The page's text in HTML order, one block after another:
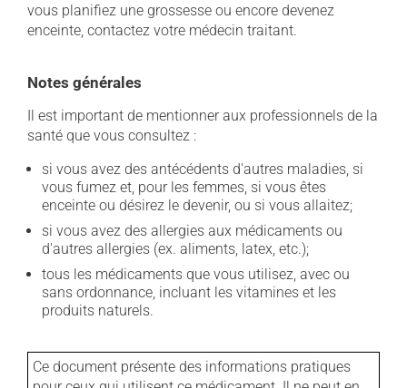
vous planifiez une grossesse ou encore devenez
enceinte, contactez votre médecin traitant.
Notes générales
Il est important de mentionner aux professionnels de la
santé que vous consultez :
si vous avez des antécédents d'autres maladies, si
vous fumez et, pour les femmes, si vous êtes
enceinte ou désirez le devenir, ou si vous allaitez;
si vous avez des allergies aux médicaments ou
d'autres allergies (ex. aliments, latex, etc.);
tous les médicaments que vous utilisez, avec ou
sans ordonnance, incluant les vitamines et les
produits naturels.
Ce document présente des informations pratiques